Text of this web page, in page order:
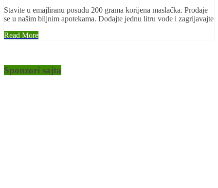
Stavite u emajliranu posudu 200 grama korijena maslačka. Prodaje
se u našim biljnim apotekama. Dodajte jednu litru vode i zagrijavajte
Read More
Sponzori sajta